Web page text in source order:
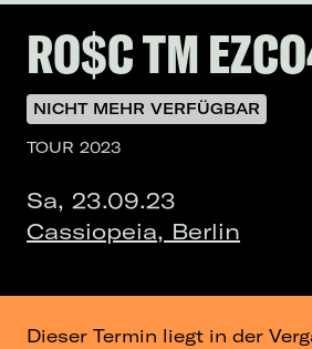
RO$C TM
NICHT MEHR VERFÜGBAR
TOUR 2023
Sa, 23.09.23
Cassiopeia, Berlin
Dieser Termin liegt in der